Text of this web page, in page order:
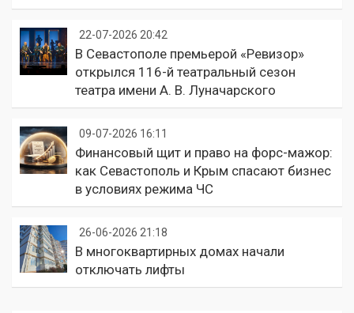
22-07-2026 20:42
В Севастополе премьерой «Ревизор»
открылся 116-й театральный сезон
театра имени А. В. Луначарского
09-07-2026 16:11
Финансовый щит и право на форс-мажор:
как Севастополь и Крым спасают бизнес
в условиях режима ЧС
26-06-2026 21:18
В многоквартирных домах начали
отключать лифты